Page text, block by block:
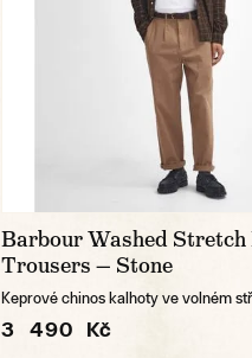
Barbour Washed Stretch
Trousers — Stone
Keprové chinos kalhoty ve volném
3 490 Kč